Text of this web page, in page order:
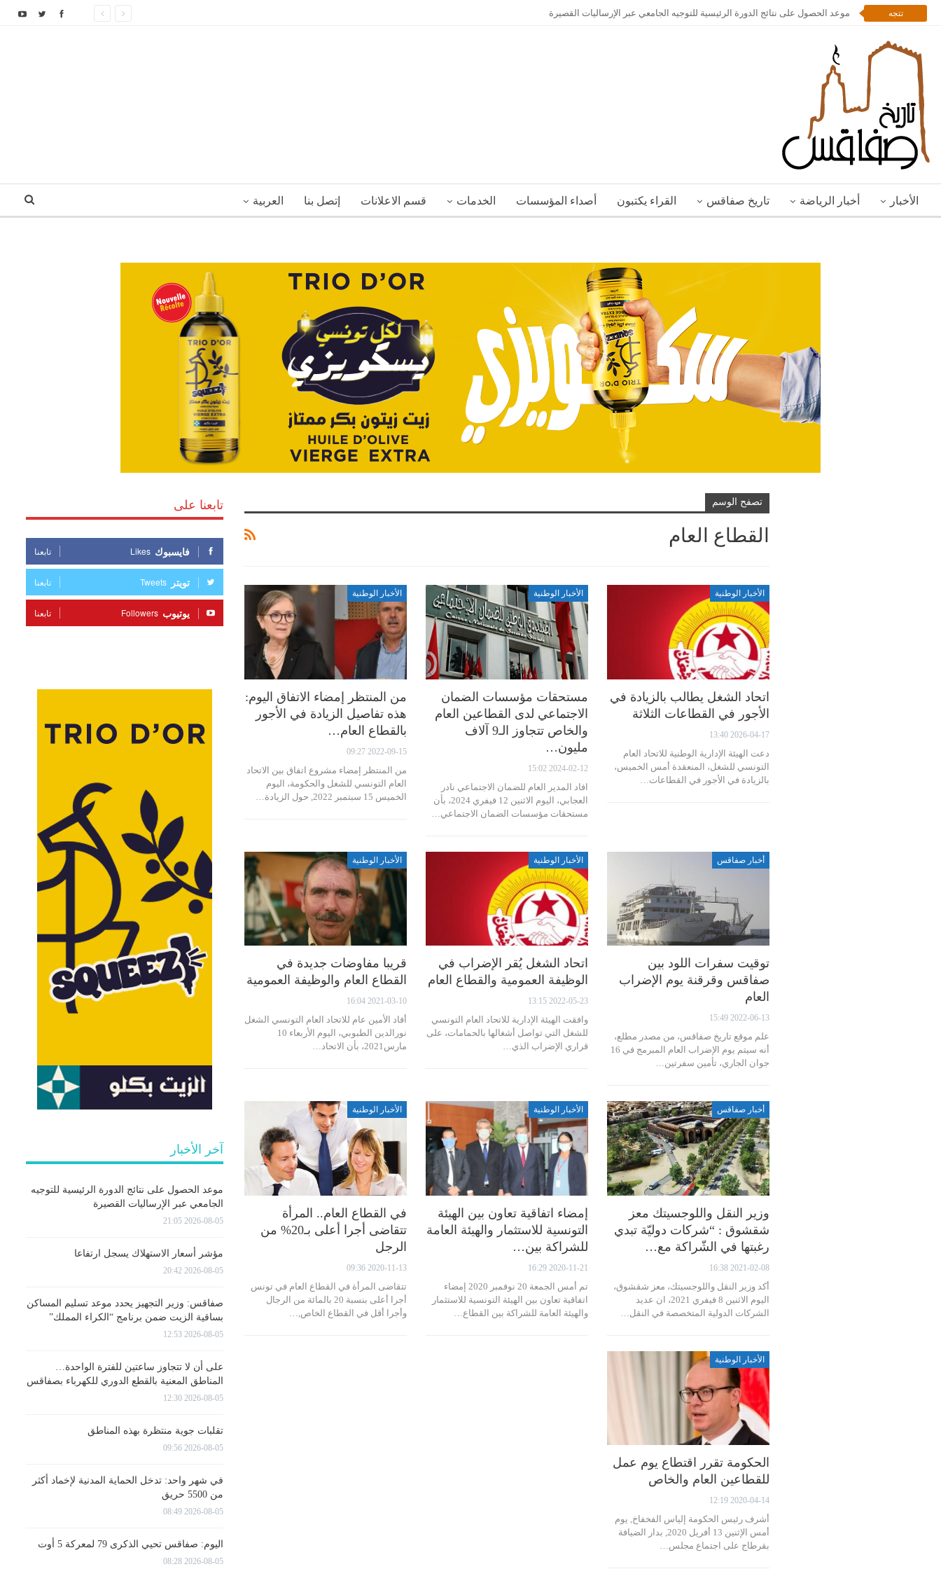
تتجه موعد الحصول على نتائج الدورة الرئيسية للتوجيه الجامعي عبر الإرساليات القصيرة
الأخبار أخبار الرياضة تاريخ صفاقس القراء يكتبون أصداء المؤسسات الخدمات قسم الاعلانات إتصل بنا العربية
تصفح الوسم
القطاع العام
الأخبار الوطنية
اتحاد الشغل يطالب بالزيادة في
الأجور في القطاعات الثلاثة
2026-04-17 13:40
دعت الهيئة الإدارية الوطنية للاتحاد العام
التونسي للشغل، المنعقدة أمس الخميس،
بالزيادة في الأجور في القطاعات…
الأخبار الوطنية
مستحقات مؤسسات الضمان
الاجتماعي لدى القطاعين العام
والخاص تتجاوز الـ9 آلاف
مليون…
2024-02-12 15:02
افاد المدير العام للضمان الاجتماعي نادر
العجابي، اليوم الاثنين 12 فيفري 2024، بأن
مستحقات مؤسسات الضمان الاجتماعي…
الأخبار الوطنية
من المنتظر إمضاء الاتفاق اليوم:
هذه تفاصيل الزيادة في الأجور
بالقطاع العام…
2022-09-15 09:27
من المنتظر إمضاء مشروع اتفاق بين الاتحاد
العام التونسي للشغل والحكومة، اليوم
الخميس 15 سبتمبر 2022, حول الزيادة…
أخبار صفاقس
توقيت سفرات اللود بين
صفاقس وقرقنة يوم الإضراب
العام
2022-06-13 15:49
علم موقع تاريخ صفاقس، من مصدر مطلع،
أنه سيتم يوم الإضراب العام المبرمج في 16
جوان الجاري، تأمين سفرتين…
الأخبار الوطنية
اتحاد الشغل يُقر الإضراب في
الوظيفة العمومية والقطاع العام
2022-05-23 13:15
وافقت الهيئة الإدارية للاتحاد العام التونسي
للشغل التي تواصل أشغالها بالحمامات، على
قراري الإضراب الذي…
الأخبار الوطنية
قريبا مفاوضات جديدة في
القطاع العام والوظيفة العمومية
2021-03-10 16:04
أفاد الأمين عام للاتحاد العام التونسي الشغل
نورالدين الطبوبي، اليوم الأربعاء 10
مارس2021، بأن الاتحاد…
أخبار صفاقس
وزير النقل واللوجسيتك معز
شقشوق : “شركات دوليّة تبدي
رغبتها في الشّراكة مع…
2021-02-08 16:38
أكد وزير النقل واللوجسيتك، معز شقشوق،
اليوم الاثنين 8 فيفري 2021، ان عديد
الشركات الدولية المتخصصة في النقل…
الأخبار الوطنية
إمضاء اتفاقية تعاون بين الهيئة
التونسية للاستثمار والهيئة العامة
للشراكة بين…
2020-11-21 16:29
تم أمس الجمعة 20 نوفمبر 2020 إمضاء
اتفاقية تعاون بين الهيئة التونسية للاستثمار
والهيئة العامة للشراكة بين القطاع…
الأخبار الوطنية
في القطاع العام.. المرأة
تتقاضى أجرا أعلى بـ20% من
الرجل
2020-11-13 09:36
تتقاضى المرأة في القطاع العام في تونس
أجرا أعلى بنسبة 20 بالمائة من الرجال
وأجرا أقل في القطاع الخاص,…
الأخبار الوطنية
الحكومة تقرر اقتطاع يوم عمل
للقطاعين العام والخاص
2020-04-14 12:19
أشرف رئيس الحكومة إلياس الفخفاخ, يوم
أمس الإثنين 13 أفريل 2020, بدار الضيافة
بقرطاج على اجتماع مجلس…
تابعنا على
فايسبوك Likes تابعنا
تويتر Tweets تابعنا
يوتيوب Followers تابعنا
آخر الأخبار
موعد الحصول على نتائج الدورة الرئيسية للتوجيه
الجامعي عبر الإرساليات القصيرة
2026-08-05 21:05
مؤشر أسعار الاستهلاك يسجل ارتفاعا
2026-08-05 20:42
صفاقس: وزير التجهيز يحدد موعد تسليم المساكن
بساقية الزيت ضمن برنامج “الكراء المملك”
2026-08-05 12:53
على أن لا تتجاوز ساعتين للفترة الواحدة…
المناطق المعنية بالقطع الدوري للكهرباء بصفاقس
2026-08-05 12:30
تقلبات جوية منتظرة بهذه المناطق
2026-08-05 09:56
في شهر واحد: تدخل الحماية المدنية لإخماد أكثر
من 5500 حريق
2026-08-05 08:49
اليوم: صفاقس تحيي الذكرى 79 لمعركة 5 أوت
2026-08-05 08:28